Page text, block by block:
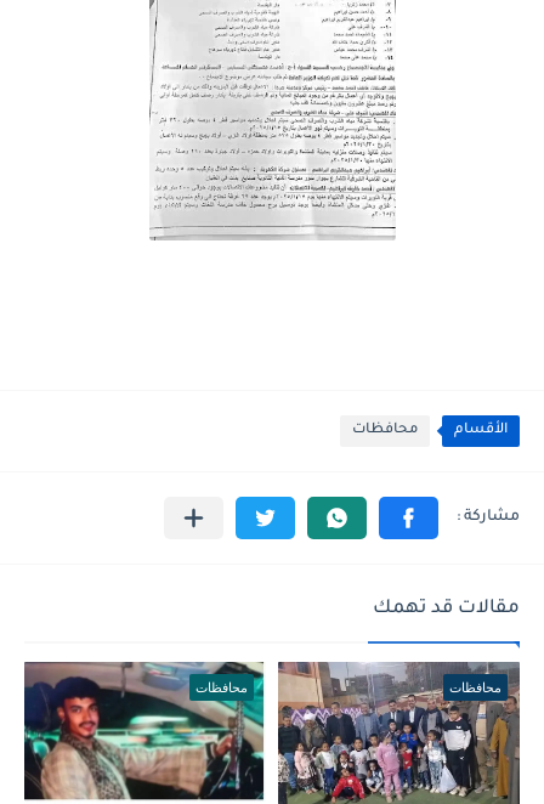
الأقسام محافظات
مقالات قد تهمك
محافظات محافظات